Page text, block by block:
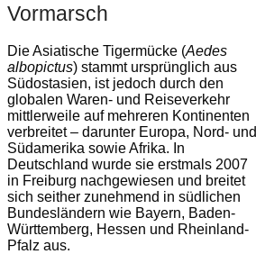
Vormarsch
Die Asiatische Tigermücke (Aedes
albopictus) stammt ursprünglich aus
Südostasien, ist jedoch durch den
globalen Waren- und Reiseverkehr
mittlerweile auf mehreren Kontinenten
verbreitet – darunter Europa, Nord- und
Südamerika sowie Afrika. In
Deutschland wurde sie erstmals 2007
in Freiburg nachgewiesen und breitet
sich seither zunehmend in südlichen
Bundesländern wie Bayern, Baden-
Württemberg, Hessen und Rheinland-
Pfalz aus.